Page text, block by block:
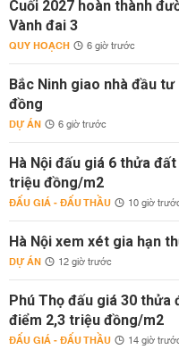
Cuối 2027 hoàn thành
Vành đai 3
QUY HOẠCH 6 giờ trước
Bắc Ninh giao nhà đầu tư
đồng
DỰ ÁN 6 giờ trước
Hà Nội đấu giá 6 thửa
triệu đồng/m2
ĐẤU GIÁ - ĐẤU THẦU 10 giờ
Hà Nội xem xét gia hạn
DỰ ÁN 12 giờ trước
Phú Thọ đấu giá 30 thửa
điểm 2,3 triệu đồng/m2
ĐẤU GIÁ - ĐẤU THẦU 14 giờ